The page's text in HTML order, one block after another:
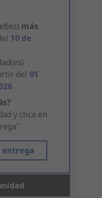
más
10 de
del 01
y clica en
entrega